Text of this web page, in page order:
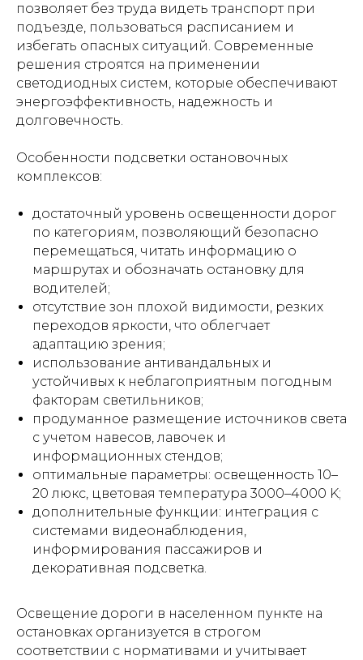
позволяет без труда видеть транспорт при
подъезде, пользоваться расписанием и
избегать опасных ситуаций. Современные
решения строятся на применении
светодиодных систем, которые обеспечивают
энергоэффективность, надежность и
долговечность.
Особенности подсветки остановочных
комплексов:
достаточный уровень освещенности дорог
по категориям, позволяющий безопасно
перемещаться, читать информацию о
маршрутах и обозначать остановку для
водителей;
отсутствие зон плохой видимости, резких
переходов яркости, что облегчает
адаптацию зрения;
использование антивандальных и
устойчивых к неблагоприятным погодным
факторам светильников;
продуманное размещение источников света
с учетом навесов, лавочек и
информационных стендов;
оптимальные параметры: освещенность 10–
20 люкс, цветовая температура 3000–4000 K;
дополнительные функции: интеграция с
системами видеонаблюдения,
информирования пассажиров и
декоративная подсветка.
Освещение дороги в населенном пункте на
остановках организуется в строгом
соответствии с нормативами и учитывает